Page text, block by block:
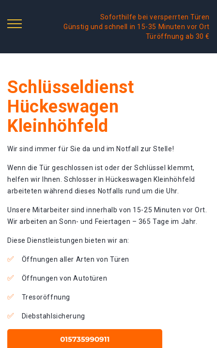
Soforthilfe bei versperrten Türen
Günstig und schnell in 15-35 Minuten vor Ort
Türöffnung ab 30 €
Schlüsseldienst
Hückeswagen
Kleinhöhfeld
Wir sind immer für Sie da und im Notfall zur Stelle!
Wenn die Tür geschlossen ist oder der Schlüssel klemmt,
helfen wir Ihnen. Schlosser in Hückeswagen Kleinhöhfeld
arbeiteten während dieses Notfalls rund um die Uhr.
Unsere Mitarbeiter sind innerhalb von 15-25 Minuten vor Ort.
Wir arbeiten an Sonn- und Feiertagen – 365 Tage im Jahr.
Diese Dienstleistungen bieten wir an:
Öffnungen aller Arten von Türen
Öffnungen von Autotüren
Tresoröffnung
Diebstahlsicherung